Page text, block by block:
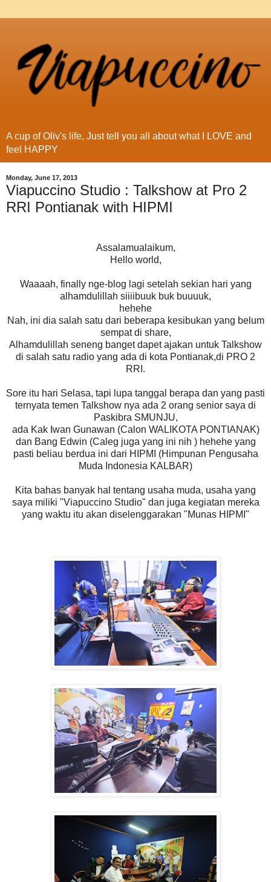
A cup of Oliv's life, Just tell you all about what I LOVE and
feel HAPPY
Monday, June 17, 2013
Viapuccino Studio : Talkshow at Pro 2
RRI Pontianak with HIPMI
Assalamualaikum,
Hello world,
Waaaah, finally nge-blog lagi setelah sekian hari yang
alhamdulillah siiiibuuk buk buuuuk,
hehehe
Nah, ini dia salah satu dari beberapa kesibukan yang belum
sempat di share,
Alhamdulillah seneng banget dapet ajakan untuk Talkshow
di salah satu radio yang ada di kota Pontianak,di PRO 2
RRI.
Sore itu hari Selasa, tapi lupa tanggal berapa dan yang pasti
ternyata temen Talkshow nya ada 2 orang senior saya di
Paskibra SMUNJU,
ada Kak Iwan Gunawan (Calon WALIKOTA PONTIANAK)
dan Bang Edwin (Caleg juga yang ini nih ) hehehe yang
pasti beliau berdua ini dari HIPMI (Himpunan Pengusaha
Muda Indonesia KALBAR)
Kita bahas banyak hal tentang usaha muda, usaha yang
saya miliki "Viapuccino Studio" dan juga kegiatan mereka
yang waktu itu akan diselenggarakan "Munas HIPMI"